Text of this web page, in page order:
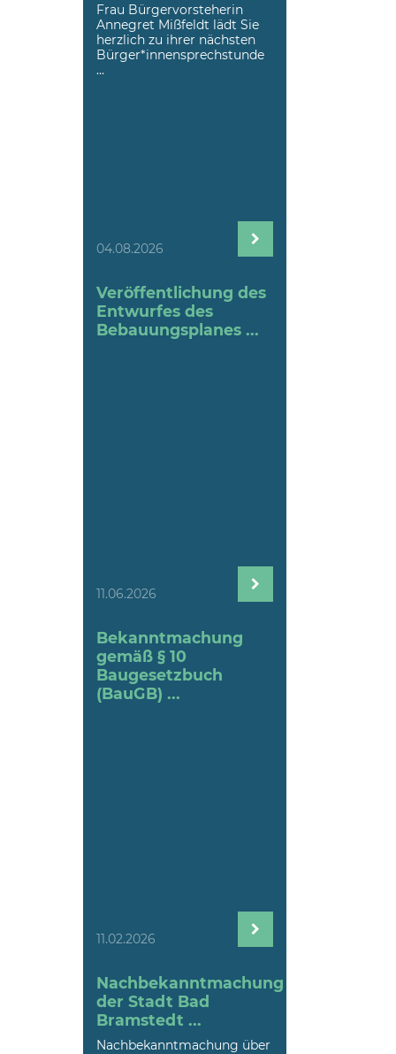
Frau Bürgervorsteherin
Annegret Mißfeldt lädt Sie
herzlich zu ihrer nächsten
Bürger*innensprechstunde
...
04.08.2026
Veröffentlichung des
Entwurfes des
Bebauungsplanes ...
11.06.2026
Bekanntmachung
gemäß § 10
Baugesetzbuch
(BauGB) ...
11.02.2026
Nachbekanntmachung
der Stadt Bad
Bramstedt ...
Nachbekanntmachung über